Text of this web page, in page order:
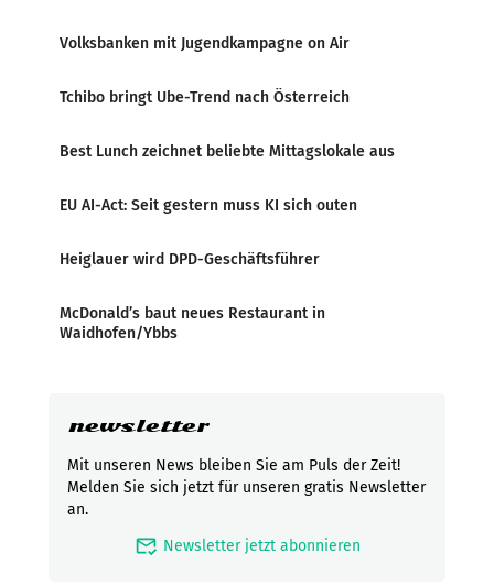
Volksbanken mit Jugendkampagne on Air
Tchibo bringt Ube-Trend nach Österreich
Best Lunch zeichnet beliebte Mittagslokale aus
EU AI-Act: Seit gestern muss KI sich outen
Heiglauer wird DPD-Geschäftsführer
McDonald’s baut neues Restaurant in
Waidhofen/Ybbs
newsletter
Mit unseren News bleiben Sie am Puls der Zeit!
Melden Sie sich jetzt für unseren gratis Newsletter
an.
mark_email_read Newsletter jetzt abonnieren